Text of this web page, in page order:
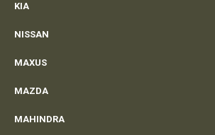
KIA
NISSAN
MAXUS
MAZDA
MAHINDRA